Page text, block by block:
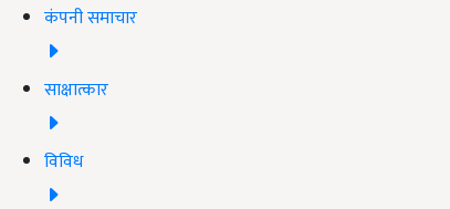
कंपनी समाचार
साक्षात्कार
विविध